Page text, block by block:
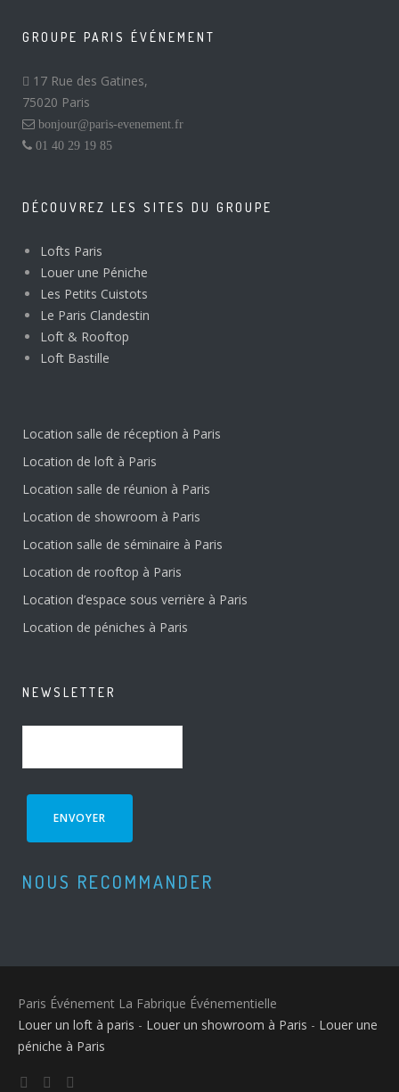
GROUPE PARIS ÉVÉNEMENT
17 Rue des Gatines,
75020 Paris
bonjour@paris-evenement.fr
01 40 29 19 85
DÉCOUVREZ LES SITES DU GROUPE
Lofts Paris
Louer une Péniche
Les Petits Cuistots
Le Paris Clandestin
Loft & Rooftop
Loft Bastille
Location salle de réception à Paris
Location de loft à Paris
Location salle de réunion à Paris
Location de showroom à Paris
Location salle de séminaire à Paris
Location de rooftop à Paris
Location d’espace sous verrière à Paris
Location de péniches à Paris
NEWSLETTER
NOUS RECOMMANDER
Paris Événement La Fabrique Événementielle
Louer un loft à paris - Louer un showroom à Paris - Louer une
péniche à Paris